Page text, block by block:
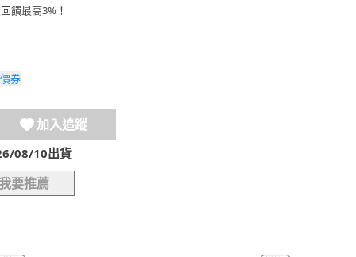
饋最高3%！
券
加入追蹤
08/10出貨
我要推薦